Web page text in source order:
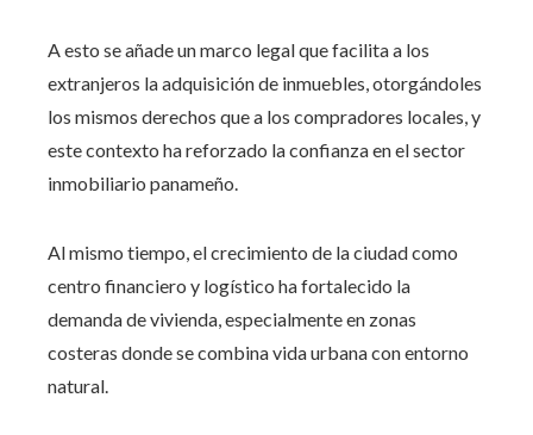
A esto se añade un marco legal que facilita a los
extranjeros la adquisición de inmuebles, otorgándoles
los mismos derechos que a los compradores locales, y
este contexto ha reforzado la confianza en el sector
inmobiliario panameño.
Al mismo tiempo, el crecimiento de la ciudad como
centro financiero y logístico ha fortalecido la
demanda de vivienda, especialmente en zonas
costeras donde se combina vida urbana con entorno
natural.